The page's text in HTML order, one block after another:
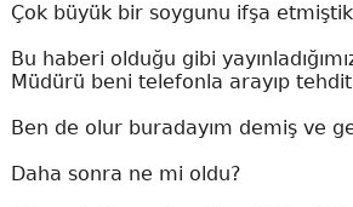
Çok büyük bir soygunu ifşa
Bu haberi olduğu gibi
Müdürü beni telefonla arayıp
Ben de olur buradayım demiş ve
Daha sonra ne mi oldu?